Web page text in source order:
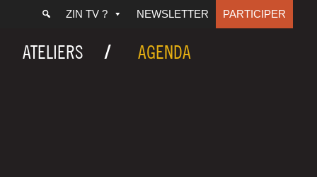
ZIN TV ? NEWSLETTER PARTICIPER
ATELIERS AGENDA